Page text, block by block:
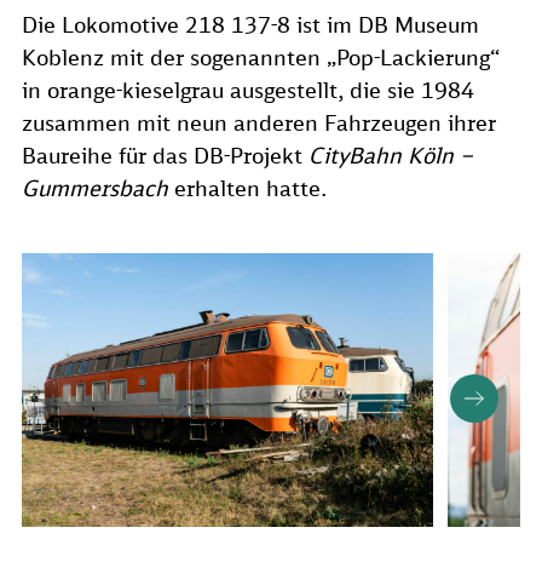
Die Lokomotive 218 137-8 ist im DB Museum
Koblenz mit der sogenannten „Pop-Lackierung“
in orange-kieselgrau ausgestellt, die sie 1984
zusammen mit neun anderen Fahrzeugen ihrer
Baureihe für das DB-Projekt CityBahn Köln –
Gummersbach erhalten hatte.